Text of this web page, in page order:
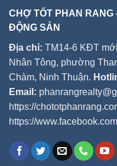
CHỢ TỐT PHAN RANG
ĐỘNG SẢN
Địa chỉ: TM14-6 KĐT
Nhân Tông, phường
Chàm, Ninh Thuận.
Email:
https://
https://